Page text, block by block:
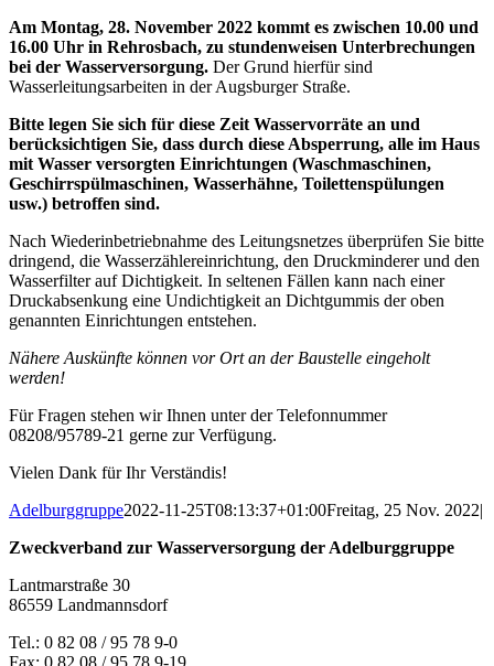
Am Montag, 28. November 2022 kommt es zwischen 10.00 und
16.00 Uhr in Rehrosbach, zu stundenweisen Unterbrechungen
bei der Wasserversorgung. Der Grund hierfür sind
Wasserleitungsarbeiten in der Augsburger Straße.
Bitte legen Sie sich für diese Zeit Wasservorräte an und
berücksichtigen Sie, dass durch diese Absperrung, alle im Haus
mit Wasser versorgten Einrichtungen (Waschmaschinen,
Geschirrspülmaschinen, Wasserhähne, Toilettenspülungen
usw.) betroffen sind.
Nach Wiederinbetriebnahme des Leitungsnetzes überprüfen Sie bitte
dringend, die Wasserzählereinrichtung, den Druckminderer und den
Wasserfilter auf Dichtigkeit. In seltenen Fällen kann nach einer
Druckabsenkung eine Undichtigkeit an Dichtgummis der oben
genannten Einrichtungen entstehen.
Nähere Auskünfte können vor Ort an der Baustelle eingeholt
werden!
Für Fragen stehen wir Ihnen unter der Telefonnummer
08208/95789-21 gerne zur Verfügung.
Vielen Dank für Ihr Verständis!
Adelburggruppe2022-11-25T08:13:37+01:00Freitag, 25 Nov. 2022|
Zweckverband zur Wasserversorgung der Adelburggruppe
Lantmarstraße 30
86559 Landmannsdorf
Tel.: 0 82 08 / 95 78 9-0
Fax: 0 82 08 / 95 78 9-19